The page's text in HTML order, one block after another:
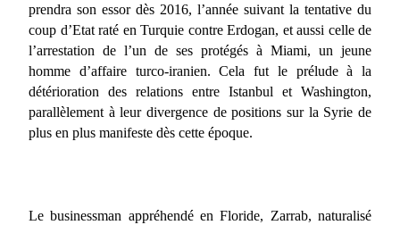
prendra son essor dès 2016, l’année suivant la tentative du
coup d’Etat raté en Turquie contre Erdogan, et aussi celle de
l’arrestation de l’un de ses protégés à Miami, un jeune
homme d’affaire turco-iranien. Cela fut le prélude à la
détérioration des relations entre Istanbul et Washington,
parallèlement à leur divergence de positions sur la Syrie de
plus en plus manifeste dès cette époque.
Le businessman appréhendé en Floride, Zarrab, naturalisé